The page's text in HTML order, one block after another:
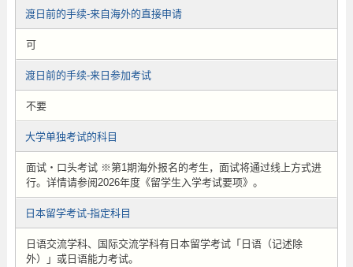
渡日前的手续-来自海外的直接申请
可
渡日前的手续-来日参加考试
不要
大学单独考试的科目
面试・口头考试 ※第1期海外报名的考生，面试将通过线上方式进
行。详情请参阅2026年度《留学生入学考试要项》。
日本留学考试-指定科目
日语交流学科、国际交流学科有日本留学考试「日语（记述除
外）」或日语能力考试。